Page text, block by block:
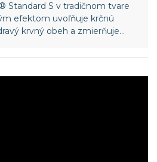
Standard S v tradičnom tvare
efektom uvoľňuje krčnú
krvný obeh a zmierňuje